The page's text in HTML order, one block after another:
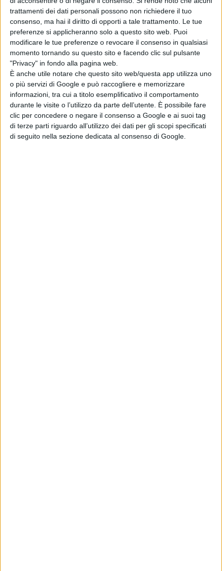
trattamenti dei dati personali possono non richiedere il tuo
consenso, ma hai il diritto di opporti a tale trattamento. Le tue
preferenze si applicheranno solo a questo sito web. Puoi
modificare le tue preferenze o revocare il consenso in qualsiasi
momento tornando su questo sito e facendo clic sul pulsante
"Privacy" in fondo alla pagina web.
È anche utile notare che questo sito web/questa app utilizza uno
o più servizi di Google e può raccogliere e memorizzare
informazioni, tra cui a titolo esemplificativo il comportamento
durante le visite o l’utilizzo da parte dell’utente. È possibile fare
clic per concedere o negare il consenso a Google e ai suoi tag
di terze parti riguardo all’utilizzo dei dati per gli scopi specificati
di seguito nella sezione dedicata al consenso di Google.
A determinare gli equilibri non sarà il semplice numero
dei voti, ma il loro peso. Il sistema elettorale prevede
infatti un voto ponderato in base alla popolazione dei
comuni, suddivisi in tre fasce.
I piccoli centri, inseriti in fascia A, hanno un coefficiente
di 0,65 per ogni voto espresso. Agnone, unico comune in
fascia B, pesa 23,7 punti. Isernia e Venafro, i centri più